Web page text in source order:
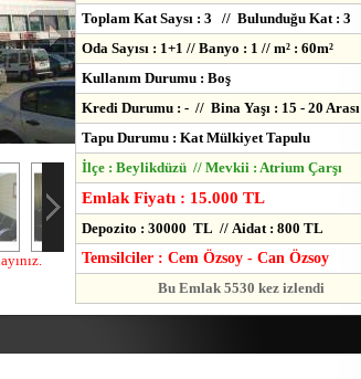
Toplam Kat Saysı : 3 // Bulunduğu Kat : 3
Oda Sayısı : 1+1 // Banyo : 1 // m² : 60m²
Kullanım Durumu : Boş
Kredi Durumu : - // Bina Yaşı : 15 - 20 Arası
Tapu Durumu : Kat Mülkiyet Tapulu
İlçe : Beylikdüzü // Mevkii : Atrium Çarşı
Emlak Fiyatı : 15.000 TL
Depozito : 30000 TL // Aidat : 800 TL
Temsilciler : Cem Özsoy - Can Özsoy
Bu Emlak 5530 kez izlendi